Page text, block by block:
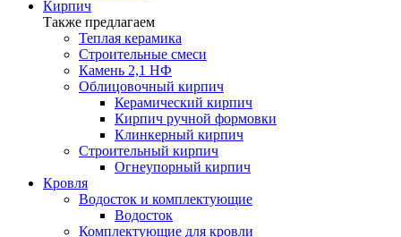
Кирпич
Также предлагаем
Теплая керамика
Строительные смеси
Камень 2,1 НФ
Облицовочный кирпич
Керамический кирпич
Кирпич ручной формовки
Клинкерный кирпич
Строительный кирпич
Огнеупорный кирпич
Кровля
Водосток и комплектующие
Водосток
Комплектующие для кровли